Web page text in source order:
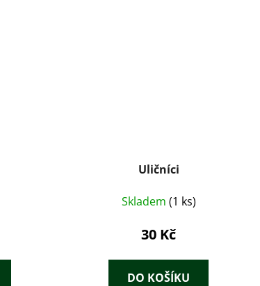
Uličníci
Skladem (1 ks)
30 Kč
DO KOŠÍKU